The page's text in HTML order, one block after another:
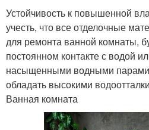
Устойчивость к повышенной
учесть, что все отделочные
для ремонта ванной комнаты,
постоянном контакте с водой
насыщенными водными
обладать высокими
Ванная комната